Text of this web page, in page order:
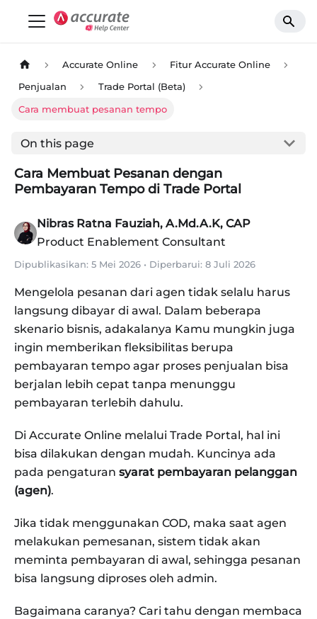
Accurate Online Fitur Accurate Online
Penjualan Trade Portal (Beta)
Cara membuat pesanan tempo
On this page
Cara Membuat Pesanan dengan
Pembayaran Tempo di Trade Portal
Nibras Ratna Fauziah, A.Md.A.K, CAP
Product Enablement Consultant
Dipublikasikan: 5 Mei 2026 • Diperbarui: 8 Juli 2026
Mengelola pesanan dari agen tidak selalu harus
langsung dibayar di awal. Dalam beberapa
skenario bisnis, adakalanya Kamu mungkin juga
ingin memberikan fleksibilitas berupa
pembayaran tempo agar proses penjualan bisa
berjalan lebih cepat tanpa menunggu
pembayaran terlebih dahulu.
Di Accurate Online melalui Trade Portal, hal ini
bisa dilakukan dengan mudah. Kuncinya ada
pada pengaturan syarat pembayaran pelanggan
(agen).
Jika tidak menggunakan COD, maka saat agen
melakukan pemesanan, sistem tidak akan
meminta pembayaran di awal, sehingga pesanan
bisa langsung diproses oleh admin.
Bagaimana caranya? Cari tahu dengan membaca